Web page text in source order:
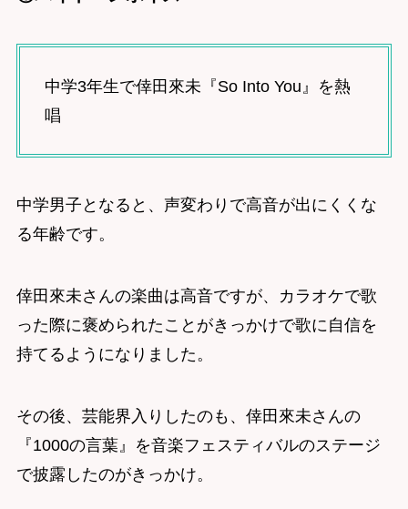
中学3年生で倖田來未『So Into You』を熱
唱
中学男子となると、声変わりで高音が出にくくな
る年齢です。
倖田來未さんの楽曲は高音ですが、カラオケで歌
った際に褒められたことがきっかけで歌に自信を
持てるようになりました。
その後、芸能界入りしたのも、倖田來未さんの
『1000の言葉』を音楽フェスティバルのステージ
で披露したのがきっかけ。